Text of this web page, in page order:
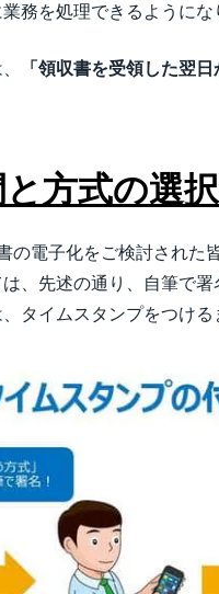
務を処理できるように
「領収書を受領した翌
方式の選
の電子化をご検討された
、先述の通り、自筆で署
タイムスタンプをつける